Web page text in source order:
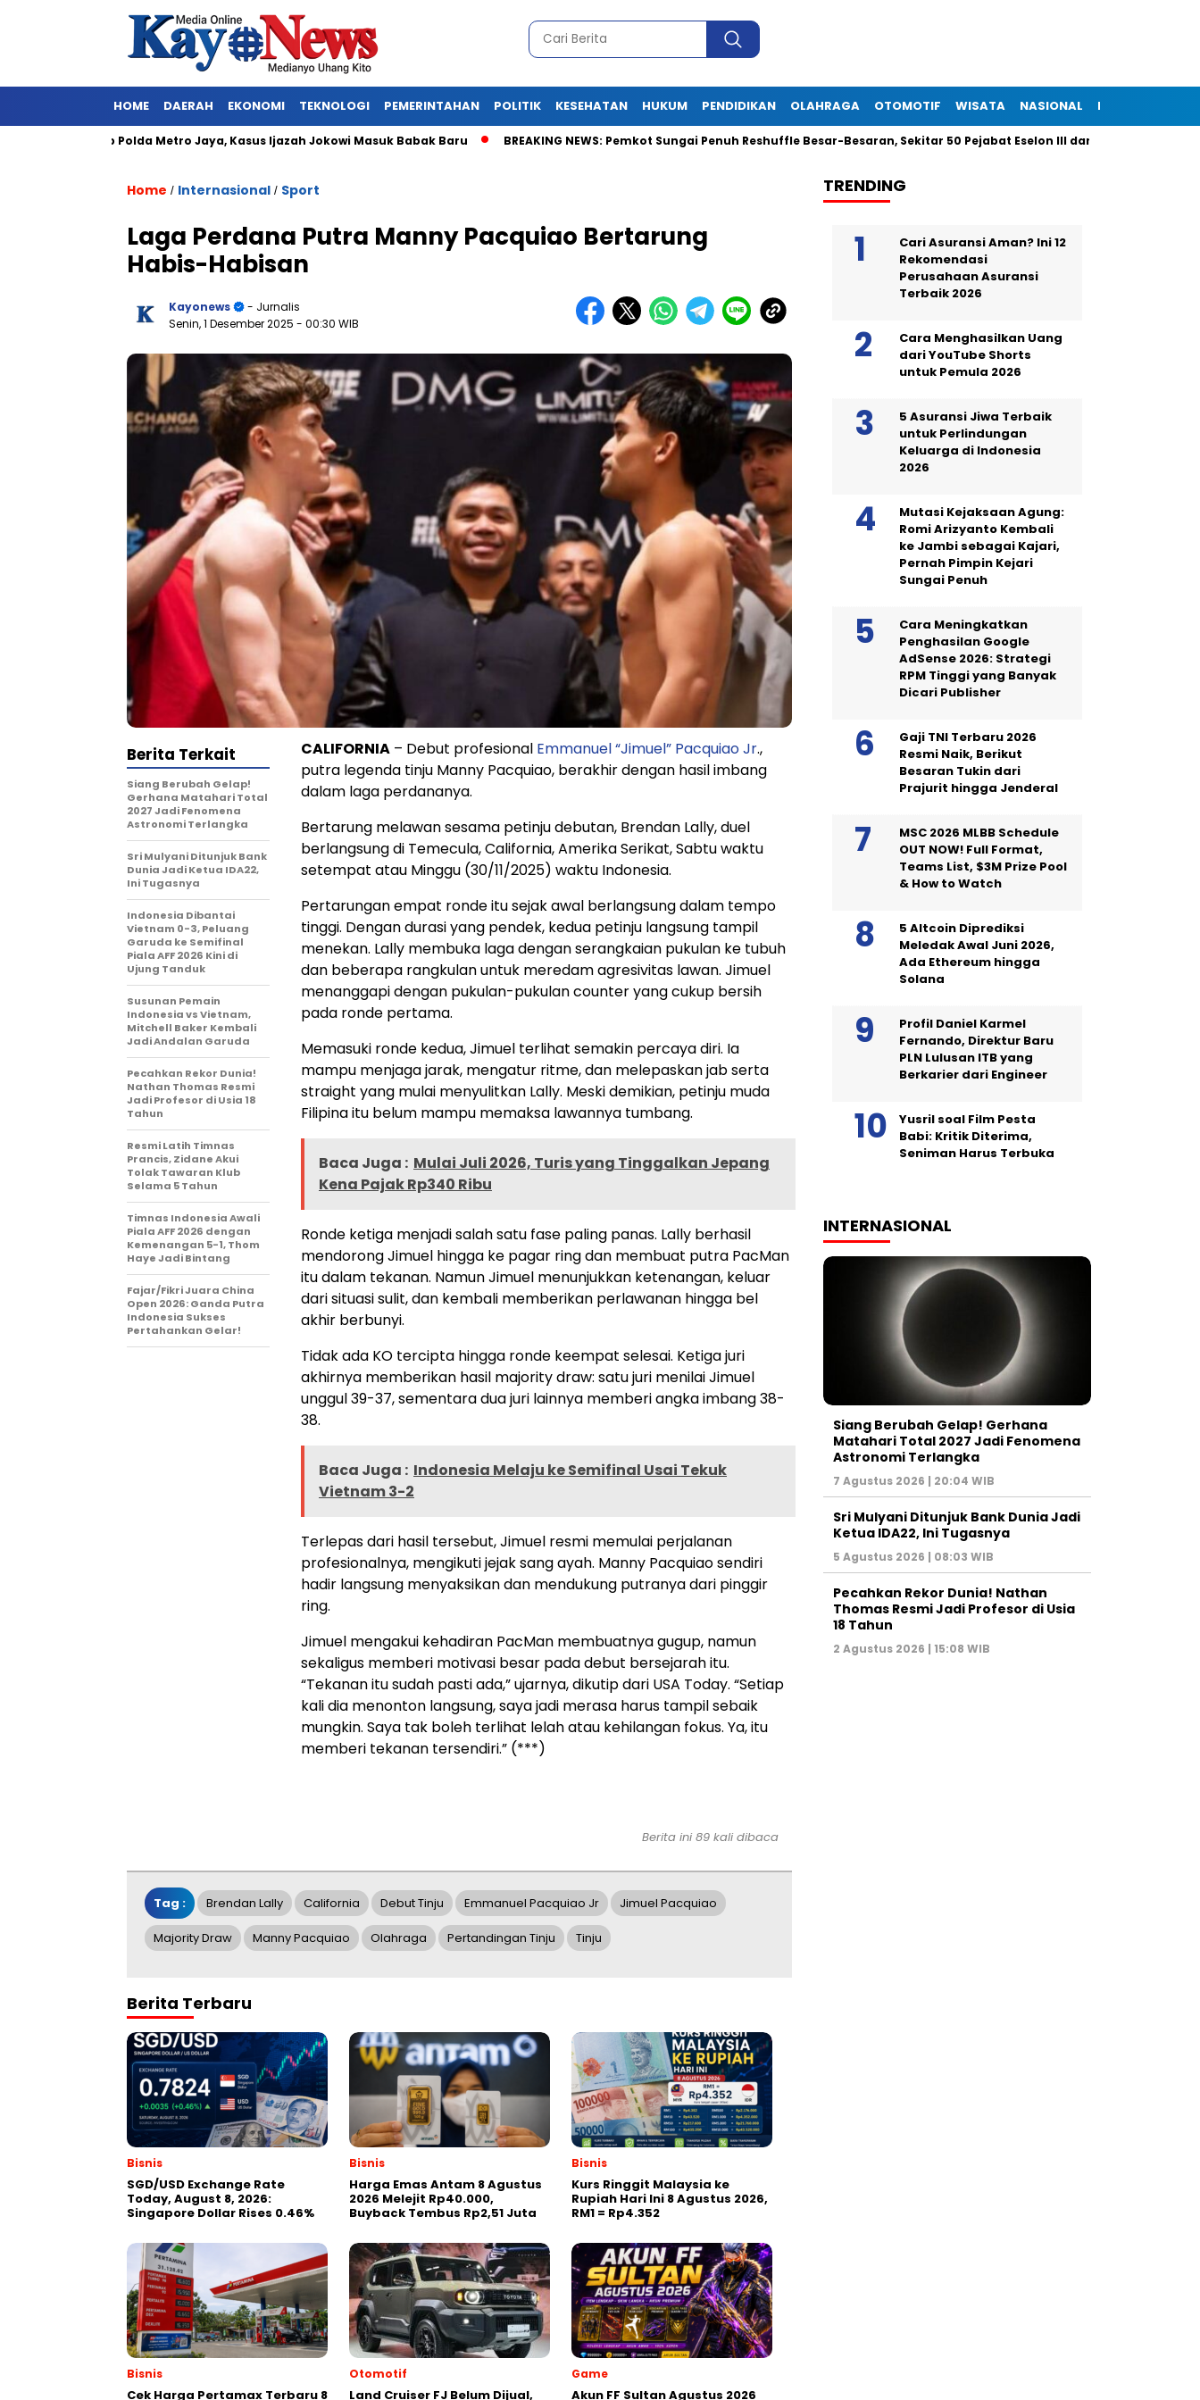
HOME DAERAH EKONOMI TEKNOLOGI PEMERINTAHAN POLITIK KESEHATAN HUKUM PENDIDIKAN OLAHRAGA OTOMOTIF WISATA NASIONAL INTERNASIONAL
Polda Metro Jaya, Kasus Ijazah Jokowi Masuk Babak Baru BREAKING NEWS: Pemkot Sungai Penuh Reshuffle Besar-Besaran, Sekitar 50 Pejabat Eselon III dan IV Dilantik Malam Ini
Home / Internasional / Sport
Laga Perdana Putra Manny Pacquiao Bertarung
Habis-Habisan
Kayonews
- Jurnalis
Senin, 1 Desember 2025 - 00:30 WIB
CALIFORNIA – Debut profesional Emmanuel “Jimuel” Pacquiao Jr.,
putra legenda tinju Manny Pacquiao, berakhir dengan hasil imbang
dalam laga perdananya.
Bertarung melawan sesama petinju debutan, Brendan Lally, duel
berlangsung di Temecula, California, Amerika Serikat, Sabtu waktu
setempat atau Minggu (30/11/2025) waktu Indonesia.
Pertarungan empat ronde itu sejak awal berlangsung dalam tempo
tinggi. Dengan durasi yang pendek, kedua petinju langsung tampil
menekan. Lally membuka laga dengan serangkaian pukulan ke tubuh
dan beberapa rangkulan untuk meredam agresivitas lawan. Jimuel
menanggapi dengan pukulan-pukulan counter yang cukup bersih
pada ronde pertama.
Memasuki ronde kedua, Jimuel terlihat semakin percaya diri. Ia
mampu menjaga jarak, mengatur ritme, dan melepaskan jab serta
straight yang mulai menyulitkan Lally. Meski demikian, petinju muda
Filipina itu belum mampu memaksa lawannya tumbang.
Baca Juga : Mulai Juli 2026, Turis yang Tinggalkan Jepang
Kena Pajak Rp340 Ribu
Ronde ketiga menjadi salah satu fase paling panas. Lally berhasil
mendorong Jimuel hingga ke pagar ring dan membuat putra PacMan
itu dalam tekanan. Namun Jimuel menunjukkan ketenangan, keluar
dari situasi sulit, dan kembali memberikan perlawanan hingga bel
akhir berbunyi.
Tidak ada KO tercipta hingga ronde keempat selesai. Ketiga juri
akhirnya memberikan hasil majority draw: satu juri menilai Jimuel
unggul 39-37, sementara dua juri lainnya memberi angka imbang 38-
38.
Baca Juga : Indonesia Melaju ke Semifinal Usai Tekuk
Vietnam 3-2
Terlepas dari hasil tersebut, Jimuel resmi memulai perjalanan
profesionalnya, mengikuti jejak sang ayah. Manny Pacquiao sendiri
hadir langsung menyaksikan dan mendukung putranya dari pinggir
ring.
Jimuel mengakui kehadiran PacMan membuatnya gugup, namun
sekaligus memberi motivasi besar pada debut bersejarah itu.
“Tekanan itu sudah pasti ada,” ujarnya, dikutip dari USA Today. “Setiap
kali dia menonton langsung, saya jadi merasa harus tampil sebaik
mungkin. Saya tak boleh terlihat lelah atau kehilangan fokus. Ya, itu
memberi tekanan tersendiri.” (***)
Berita Terkait
Siang Berubah Gelap!
Gerhana Matahari Total
2027 Jadi Fenomena
Astronomi Terlangka
Sri Mulyani Ditunjuk Bank
Dunia Jadi Ketua IDA22,
Ini Tugasnya
Indonesia Dibantai
Vietnam 0-3, Peluang
Garuda ke Semifinal
Piala AFF 2026 Kini di
Ujung Tanduk
Susunan Pemain
Indonesia vs Vietnam,
Mitchell Baker Kembali
Jadi Andalan Garuda
Pecahkan Rekor Dunia!
Nathan Thomas Resmi
Jadi Profesor di Usia 18
Tahun
Resmi Latih Timnas
Prancis, Zidane Akui
Tolak Tawaran Klub
Selama 5 Tahun
Timnas Indonesia Awali
Piala AFF 2026 dengan
Kemenangan 5-1, Thom
Haye Jadi Bintang
Fajar/Fikri Juara China
Open 2026: Ganda Putra
Indonesia Sukses
Pertahankan Gelar!
Berita ini 89 kali dibaca
Tag : Brendan Lally California Debut Tinju Emmanuel Pacquiao Jr Jimuel Pacquiao
Majority Draw Manny Pacquiao Olahraga Pertandingan Tinju Tinju
Berita Terbaru
Bisnis
SGD/USD Exchange Rate
Today, August 8, 2026:
Singapore Dollar Rises 0.46%
Bisnis
Harga Emas Antam 8 Agustus
2026 Melejit Rp40.000,
Buyback Tembus Rp2,51 Juta
Bisnis
Kurs Ringgit Malaysia ke
Rupiah Hari Ini 8 Agustus 2026,
RM1 = Rp4.352
Bisnis
Cek Harga Pertamax Terbaru 8
Otomotif
Land Cruiser FJ Belum Dijual,
Game
Akun FF Sultan Agustus 2026
TRENDING
Cari Asuransi Aman? Ini 12
Rekomendasi
Perusahaan Asuransi
Terbaik 2026
Cara Menghasilkan Uang
dari YouTube Shorts
untuk Pemula 2026
5 Asuransi Jiwa Terbaik
untuk Perlindungan
Keluarga di Indonesia
2026
Mutasi Kejaksaan Agung:
Romi Arizyanto Kembali
ke Jambi sebagai Kajari,
Pernah Pimpin Kejari
Sungai Penuh
Cara Meningkatkan
Penghasilan Google
AdSense 2026: Strategi
RPM Tinggi yang Banyak
Dicari Publisher
Gaji TNI Terbaru 2026
Resmi Naik, Berikut
Besaran Tukin dari
Prajurit hingga Jenderal
MSC 2026 MLBB Schedule
OUT NOW! Full Format,
Teams List, $3M Prize Pool
& How to Watch
5 Altcoin Diprediksi
Meledak Awal Juni 2026,
Ada Ethereum hingga
Solana
Profil Daniel Karmel
Fernando, Direktur Baru
PLN Lulusan ITB yang
Berkarier dari Engineer
Yusril soal Film Pesta
Babi: Kritik Diterima,
Seniman Harus Terbuka
INTERNASIONAL
Siang Berubah Gelap! Gerhana
Matahari Total 2027 Jadi Fenomena
Astronomi Terlangka
7 Agustus 2026 | 20:04 WIB
Sri Mulyani Ditunjuk Bank Dunia Jadi
Ketua IDA22, Ini Tugasnya
5 Agustus 2026 | 08:03 WIB
Pecahkan Rekor Dunia! Nathan
Thomas Resmi Jadi Profesor di Usia
18 Tahun
2 Agustus 2026 | 15:08 WIB